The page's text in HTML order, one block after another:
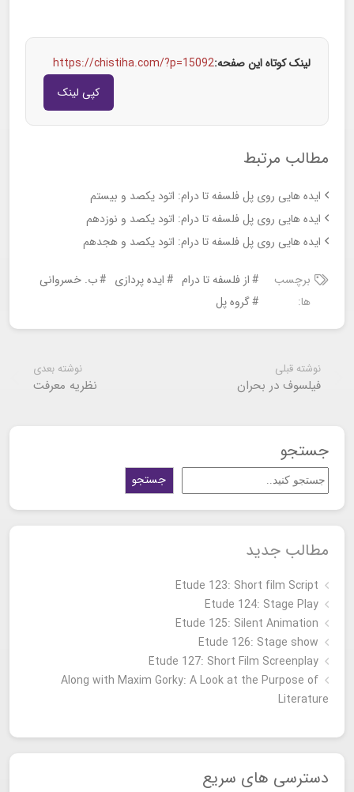
لینک کوتاه این صفحه:https://chistiha.com/?p=15092
کپی لینک
مطالب مرتبط
ایده هایی روی پل فلسفه تا درام: اتود یکصد و بیستم
ایده هایی روی پل فلسفه تا درام: اتود یکصد و نوزدهم
ایده هایی روی پل فلسفه تا درام: اتود یکصد و هجدهم
برچسب
ها:
از فلسفه تا درام ایده پردازی
ب. خسروانی
گروه پل
نوشته قبلی
فیلسوف در بحران
نوشته بعدی
نظریه معرفت
جستجو
جستجو
مطالب جدید
Etude 123: Short film Script
Etude 124: Stage Play
Etude 125: Silent Animation
Etude 126: Stage show
Étude 127: Short Film Screenplay
Along with Maxim Gorky: A Look at the Purpose of
Literature
دسترسی های سریع